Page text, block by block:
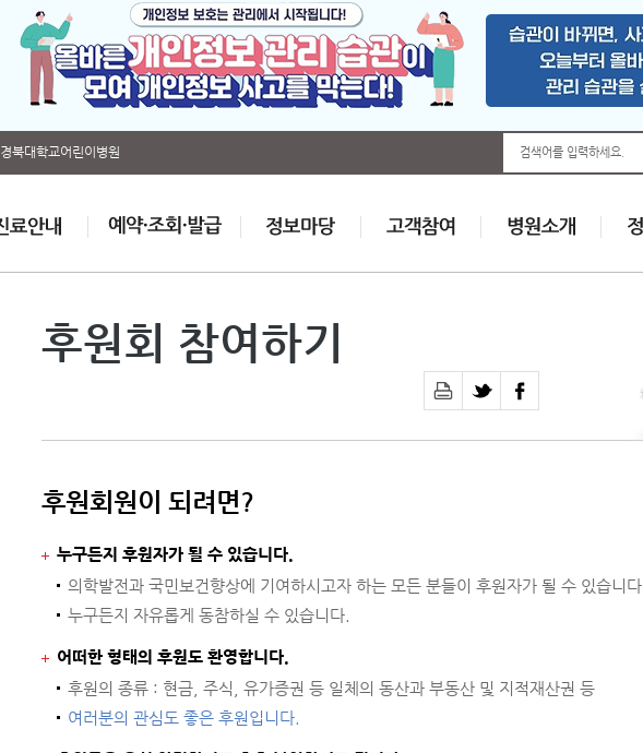
경북대학교어린이병원 검색어를 입력하세요.
후원회 참여하기
후원회원이 되려면?
누구든지 후원자가 될 수 있습니다.
의학발전과 국민보건향상에 기여하시고자 하는 모든 분들이 후원자가 될 수 있습니다.
누구든지 자유롭게 동참하실 수 있습니다.
어떠한 형태의 후원도 환영합니다.
후원의 종류 : 현금, 주식, 유가증권 등 일체의 동산과 부동산 및 지적재산권 등
여러분의 관심도 좋은 후원입니다.